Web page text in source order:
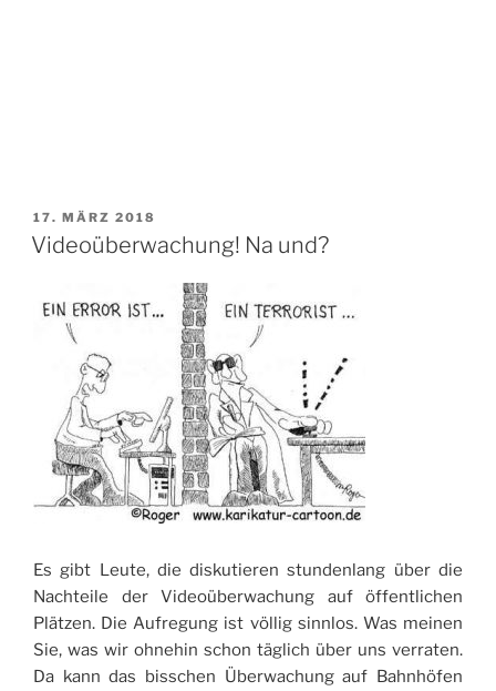
VERÖFFENTLICHT
AM
17. MÄRZ 2018
Videoüberwachung! Na und?
Es gibt Leute, die diskutieren stundenlang über die
Nachteile der Videoüberwachung auf öffentlichen
Plätzen. Die Aufregung ist völlig sinnlos. Was meinen
Sie, was wir ohnehin schon täglich über uns verraten.
Da kann das bisschen Überwachung auf Bahnhöfen